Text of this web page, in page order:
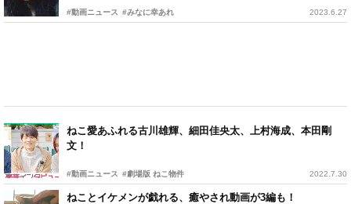
#動画ニュース #みなに幸あれ 2023.6.27
ねこ愛あふれる古川雄輝、細田佳央太、上村海成、本田剛
文！
#動画ニュース #劇場版 ねこ物件 2022.7.30
ねことイケメンが戯れる、癒やされ動画が3編も！